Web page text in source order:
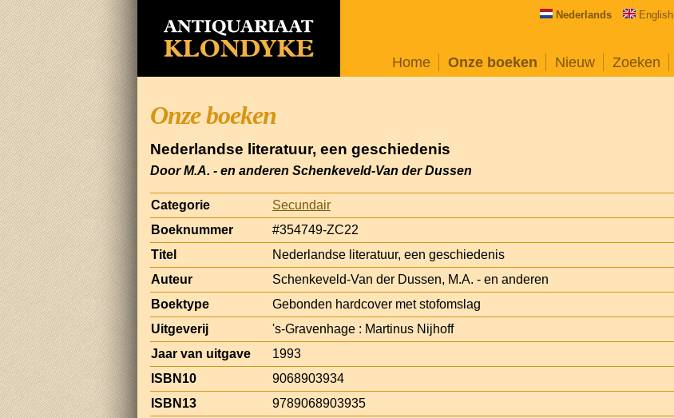
Nederlands English
Home Onze boeken Nieuw Zoeken
Onze boeken
Nederlandse literatuur, een geschiedenis
Door M.A. - en anderen Schenkeveld-Van der Dussen
Categorie
Secundair
Boeknummer
#354749-ZC22
Titel
Nederlandse literatuur, een geschiedenis
Auteur
Schenkeveld-Van der Dussen, M.A. - en anderen
Boektype
Gebonden hardcover met stofomslag
Uitgeverij
's-Gravenhage : Martinus Nijhoff
Jaar van uitgave
1993
ISBN10
9068903934
ISBN13
9789068903935